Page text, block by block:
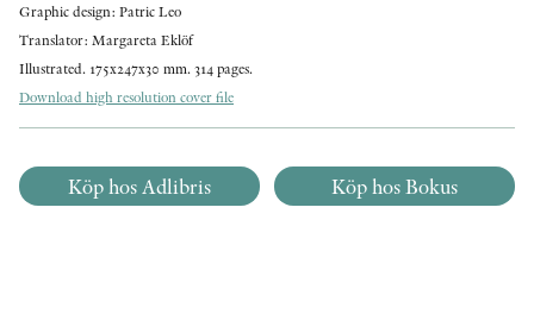
Graphic design: Patric Leo
Translator: Margareta Eklöf
Illustrated. 175x247x30 mm. 314 pages.
Download high resolution cover file
Köp hos Adlibris Köp hos Bokus